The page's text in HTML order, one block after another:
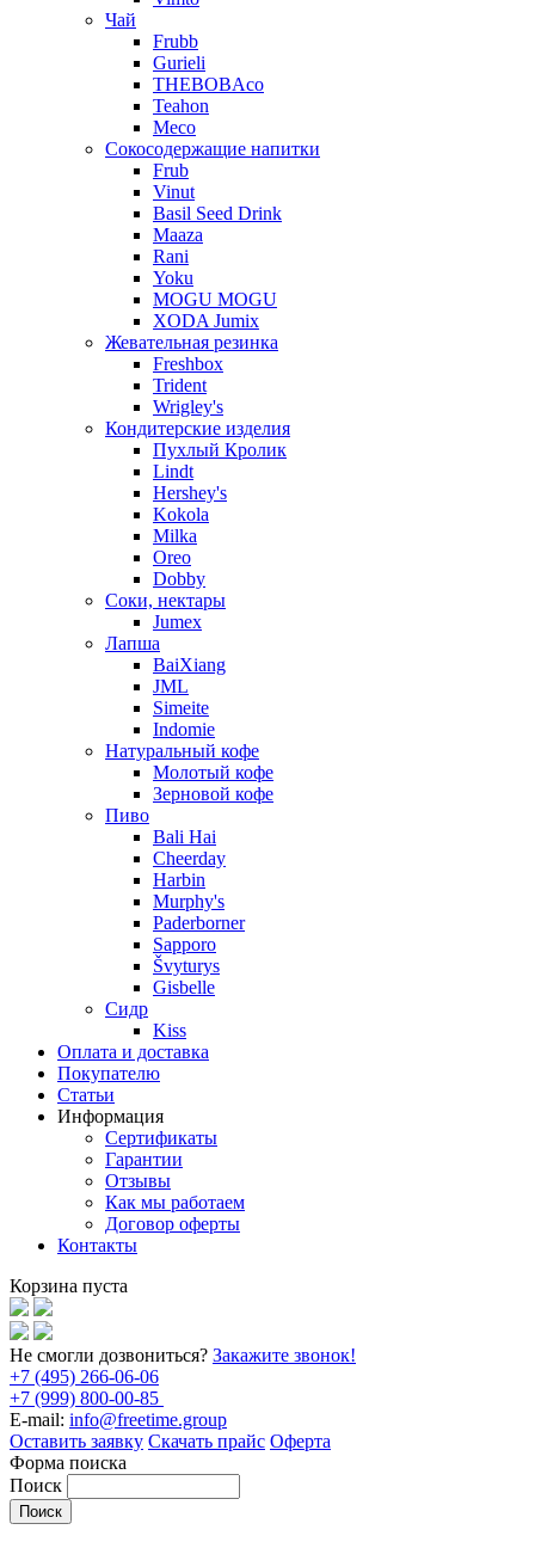
Чай
Frubb
Gurieli
THEBOBAco
Teahon
Meco
Сокосодержащие напитки
Frub
Vinut
Basil Seed Drink
Maaza
Rani
Yoku
MOGU MOGU
XODA Jumix
Жевательная резинка
Freshbox
Trident
Wrigley's
Кондитерские изделия
Пухлый Кролик
Lindt
Hershey's
Kokola
Milka
Oreo
Dobby
Соки, нектары
Jumex
Лапша
BaiXiang
JML
Simeite
Indomie
Натуральный кофе
Молотый кофе
Зерновой кофе
Пиво
Bali Hai
Cheerday
Harbin
Murphy's
Paderborner
Sapporo
Švyturys
Gisbelle
Сидр
Kiss
Оплата и доставка
Покупателю
Статьи
Информация
Сертификаты
Гарантии
Отзывы
Как мы работаем
Договор оферты
Контакты
Корзина пуста
Не смогли дозвониться? Закажите звонок!
+7 (495) 266-06-06
+7 (999) 800-00-85
E-mail: info@freetime.group
Оставить заявку Скачать прайс Оферта
Форма поиска
Поиск